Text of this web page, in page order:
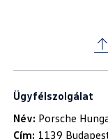
Ügyfélszolgálat
Név:
Cím: